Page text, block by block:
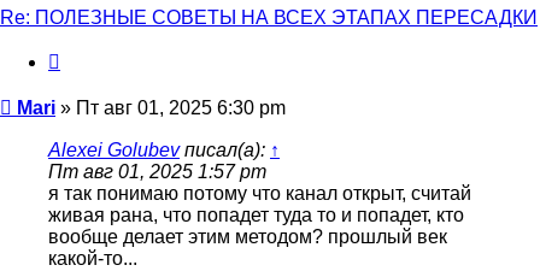
Re: ПОЛЕЗНЫЕ СОВЕТЫ НА ВСЕХ ЭТАПАХ ПЕРЕСАДКИ
Сообщение
Mari » Пт авг 01, 2025 6:30 pm
Alexei Golubevписал(а): ↑
Пт авг 01, 2025 1:57 pm
я так понимаю потому что канал открыт, считай
живая рана, что попадет туда то и попадет, кто
вообще делает этим методом? прошлый век
какой-то...